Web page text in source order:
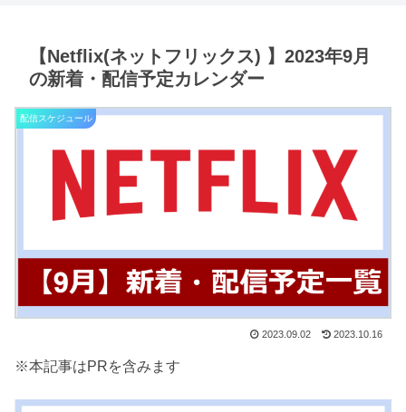
【Netflix(ネットフリックス) 】2023年9月
の新着・配信予定カレンダー
配信スケジュール
2023.09.02 2023.10.16
※本記事はPRを含みます